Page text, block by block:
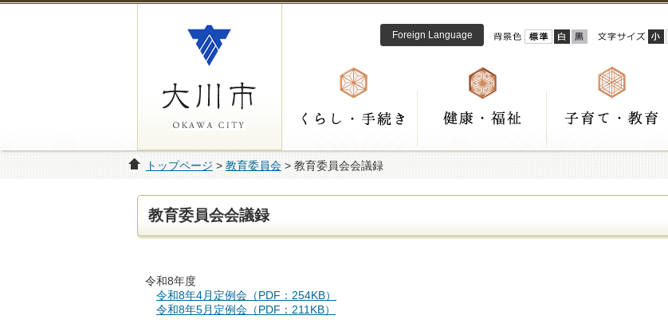
Foreign Language
トップページ > 教育委員会> 教育委員会会議録
教育委員会会議録
令和8年度
令和8年4月定例会（PDF：254KB）
令和8年5月定例会（PDF：211KB）